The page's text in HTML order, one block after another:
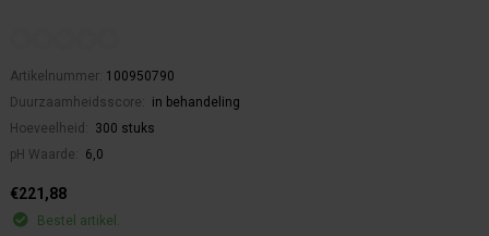
Artikelnummer: 100950790
Duurzaamheidsscore:
in behandeling
Hoeveelheid:
300 stuks
pH Waarde:
6,0
€221,88
Bestel artikel.